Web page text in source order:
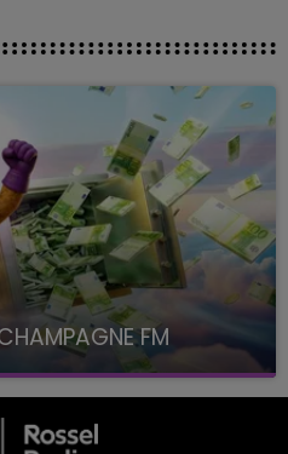
FM
FM, à 8H10